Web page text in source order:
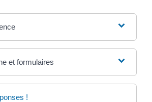
et formulaires
!